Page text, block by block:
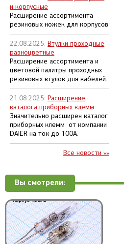
и корпусные
Расширение ассортимента
резиновых ножек для корпусов
22.08.2025: Втулки проходные
разноцветные
Расширение ассортимента и
цветовой палитры проходных
резиновых втулок для кабелей.
21.08.2025: Расширение
каталога приборных клемм
Значительно расширен каталог
приборных клемм от компании
DAIER на ток до 100А.
Все новости »»
Вы смотрели: